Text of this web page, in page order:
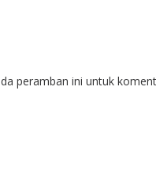
peramban ini untuk